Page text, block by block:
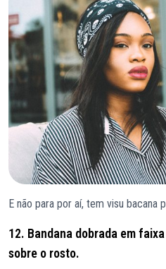
E não para por aí, tem visu bacana
12. Bandana dobrada em
sobre o rosto.